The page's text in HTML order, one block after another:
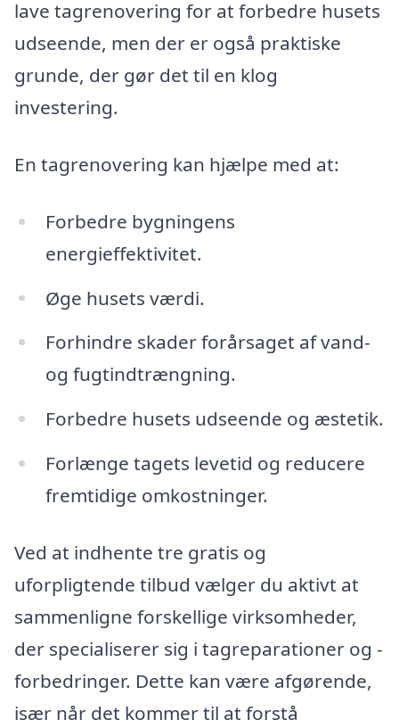
lave tagrenovering for at forbedre husets
udseende, men der er også praktiske
grunde, der gør det til en klog
investering.
En tagrenovering kan hjælpe med at:
Forbedre bygningens
energieffektivitet.
Øge husets værdi.
Forhindre skader forårsaget af vand-
og fugtindtrængning.
Forbedre husets udseende og æstetik.
Forlænge tagets levetid og reducere
fremtidige omkostninger.
Ved at indhente tre gratis og
uforpligtende tilbud vælger du aktivt at
sammenligne forskellige virksomheder,
der specialiserer sig i tagreparationer og -
forbedringer. Dette kan være afgørende,
især når det kommer til at forstå